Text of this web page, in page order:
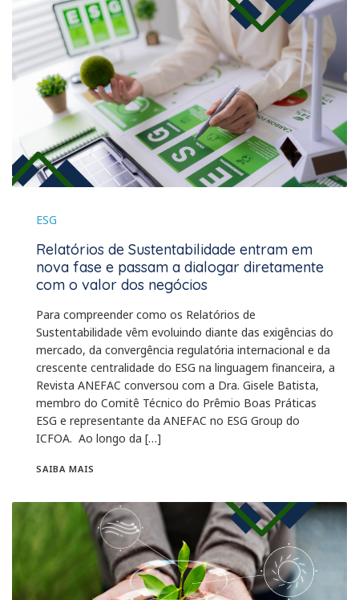
ESG
Relatórios de Sustentabilidade entram em
nova fase e passam a dialogar diretamente
com o valor dos negócios
Para compreender como os Relatórios de
Sustentabilidade vêm evoluindo diante das exigências do
mercado, da convergência regulatória internacional e da
crescente centralidade do ESG na linguagem financeira, a
Revista ANEFAC conversou com a Dra. Gisele Batista,
membro do Comitê Técnico do Prêmio Boas Práticas
ESG e representante da ANEFAC no ESG Group do
ICFOA. Ao longo da […]
SAIBA MAIS